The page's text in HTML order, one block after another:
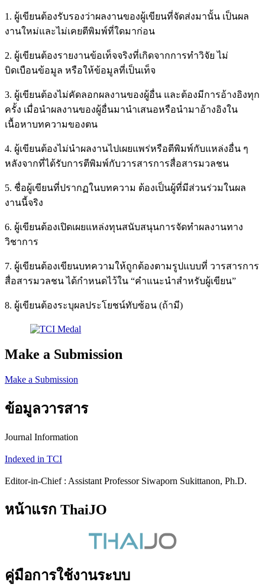
1. ผู้เขียนต้องรับรองว่าผลงานของผู้เขียนที่จัดส่งมานั้น เป็นผล
งานใหม่และไม่เคยตีพิมพ์ที่ใดมาก่อน
2. ผู้เขียนต้องรายงานข้อเท็จจริงที่เกิดจากการทำวิจัย ไม่
บิดเบือนข้อมูล หรือให้ข้อมูลที่เป็นเท็จ
3. ผู้เขียนต้องไม่คัดลอกผลงานของผู้อื่น และต้องมีการอ้างอิงทุก
ครั้ง เมื่อนําผลงานของผู้อื่นมานําเสนอหรือนํามาอ้างอิงใน
เนื้อหาบทความของตน
4. ผู้เขียนต้องไม่นําผลงานไปเผยแพร่หรือตีพิมพ์กับแหล่งอื่น ๆ
หลังจากที่ได้รับการตีพิมพ์กับวารสารการสื่อสารมวลชน
5. ชื่อผู้เขียนที่ปรากฏในบทความ ต้องเป็นผู้ที่มีส่วนร่วมในผล
งานนี้จริง
6. ผู้เขียนต้องเปิดเผยแหล่งทุนสนับสนุนการจัดทำผลงานทาง
วิชาการ
7. ผู้เขียนต้องเขียนบทความให้ถูกต้องตามรูปแบบที่ วารสารการ
สื่อสารมวลชน ได้กำหนดไว้ใน “คำแนะนำสำหรับผู้เขียน”
8. ผู้เขียนต้องระบุผลประโยชน์ทับซ้อน (ถ้ามี)
Make a Submission
Make a Submission
ข้อมูลวารสาร
Journal Information
Indexed in TCI
Editor-in-Chief : Assistant Professor Siwaporn Sukittanon, Ph.D.
หน้าแรก ThaiJO
คู่มือการใช้งานระบบ